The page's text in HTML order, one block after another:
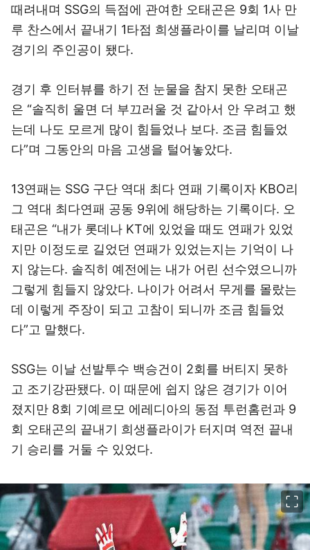
때려내며 SSG의 득점에 관여한 오태곤은 9회 1사 만
루 찬스에서 끝내기 1타점 희생플라이를 날리며 이날
경기의 주인공이 됐다.
경기 후 인터뷰를 하기 전 눈물을 참지 못한 오태곤
은 “솔직히 울면 더 부끄러울 것 같아서 안 우려고 했
는데 나도 모르게 많이 힘들었나 보다. 조금 힘들었
다”며 그동안의 마음 고생을 털어놓았다.
13연패는 SSG 구단 역대 최다 연패 기록이자 KBO리
그 역대 최다연패 공동 9위에 해당하는 기록이다. 오
태곤은 “내가 롯데나 KT에 있었을 때도 연패가 있었
지만 이정도로 길었던 연패가 있었는지는 기억이 나
지 않는다. 솔직히 예전에는 내가 어린 선수였으니까
그렇게 힘들지 않았다. 나이가 어려서 무게를 몰랐는
데 이렇게 주장이 되고 고참이 되니까 조금 힘들었
다”고 말했다.
SSG는 이날 선발투수 백승건이 2회를 버티지 못하
고 조기강판됐다. 이 때문에 쉽지 않은 경기가 이어
졌지만 8회 기예르모 에레디아의 동점 투런홈런과 9
회 오태곤의 끝내기 희생플라이가 터지며 역전 끝내
기 승리를 거둘 수 있었다.